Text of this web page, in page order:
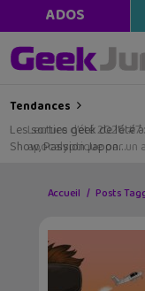
ADOS
Tendances
Les sorties geek de l’été
Show, Passion Japon…
Accueil Posts